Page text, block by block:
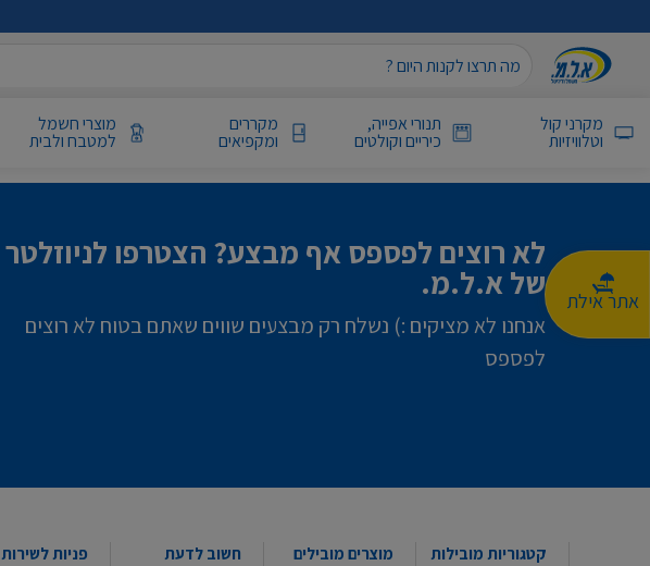
אתר אילת
מקרני קול
וטלוויזיות
תנורי אפייה,
כיריים וקולטים
מקררים
ומקפיאים
מוצרי חשמל
למטבח ולבית
לא רוצים לפספס אף מבצע? הצטרפו לניוזלטר
של א.ל.מ.
אנחנו לא מציקים :) נשלח רק מבצעים שווים שאתם בטוח לא רוצים
לפספס
קטגוריות מובילות מוצרים מובילים חשוב לדעת
פניות לשירות